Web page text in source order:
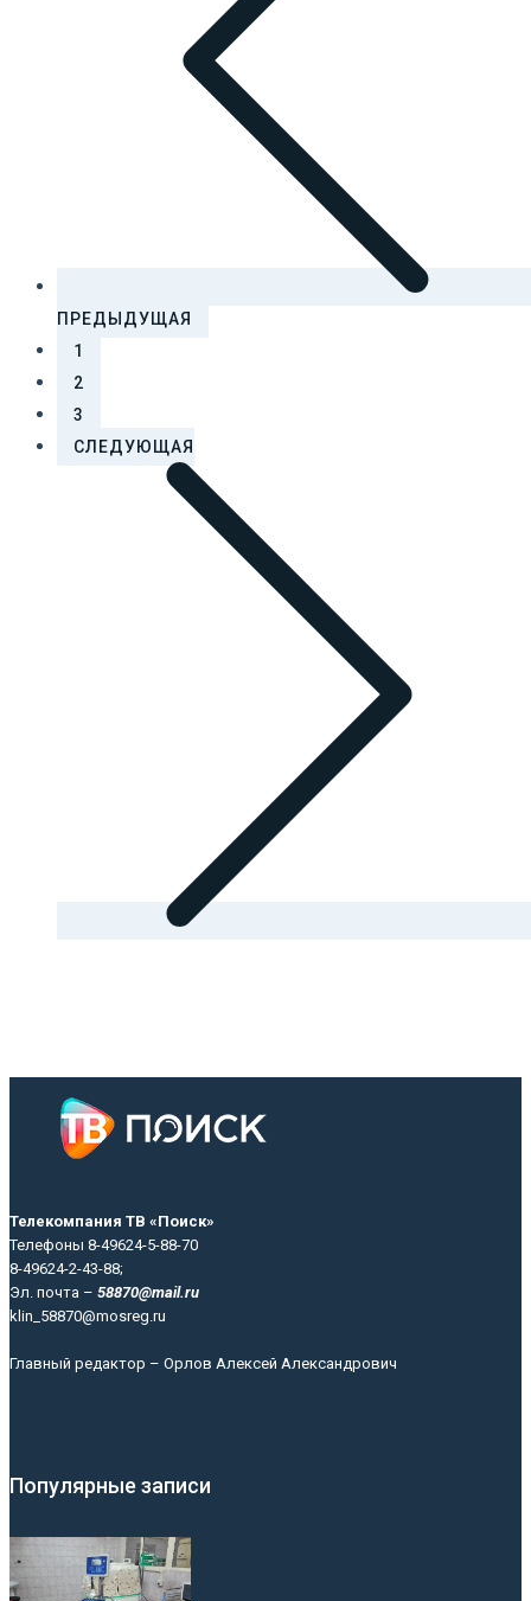
ПРЕДЫДУЩАЯ
1
2
3
СЛЕДУЮЩАЯ
Телекомпания ТВ «Поиск»
Телефоны 8-49624-5-88-70
8-49624-2-43-88;
Эл. почта – 58870@mail.ru
klin_58870@mosreg.ru
Главный редактор – Орлов Алексей Александрович
Популярные записи